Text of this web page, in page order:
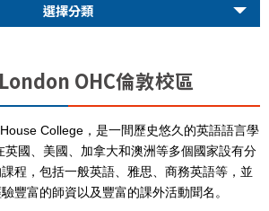
選擇分類
OHC倫敦校區
College ，是一間歷史悠久的英語語言學
英國、美國、加拿大和澳洲等多個國家設有分
程，包括一般英語、雅思、商務英語等，並
豐富的師資以及豐富的課外活動聞名。